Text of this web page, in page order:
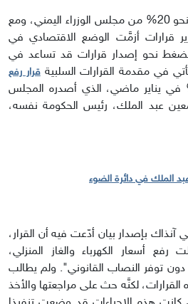
تمثَّل كتلة الانتقالي الوزارية نحو 20% من مجلس الوزراء اليمني، ومع
قرارات أزمَّت الوضع الاقتصادي في
نحو إصدار قرارات قد تساعد في
في مقدمة القرارات السلبيةقرار رفع
50% في يناير ماضي، الذي أصدره المجلس
عبد الملك، رئيس الحكومة نفسه،
الملك في دائرة الضوء
آنذاك بإصدار بيان أدّعت فيه أن القرار،
أسعار الكهرباء والغاز المنزلي،
توفر النصاب القانوني". ولم يطالب
القرارات، لكنَّه حث على مراجعتها والأخذ